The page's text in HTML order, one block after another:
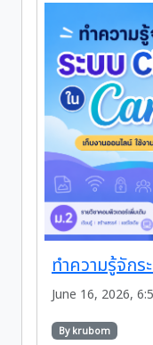
ทำความรู้จัก
June 16, 2026,
By krubom